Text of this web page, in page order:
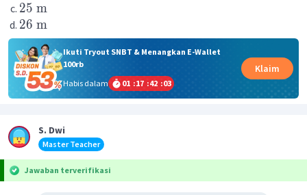
25 m
26 m
Ikuti Tryout SNBT & Menangkan E-Wallet
100rb
Habis dalam
01 :17 :42 :03
Klaim
S. Dwi
Master Teacher
Jawaban terverifikasi